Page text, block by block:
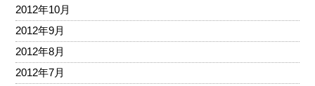
2012年10月
2012年9月
2012年8月
2012年7月